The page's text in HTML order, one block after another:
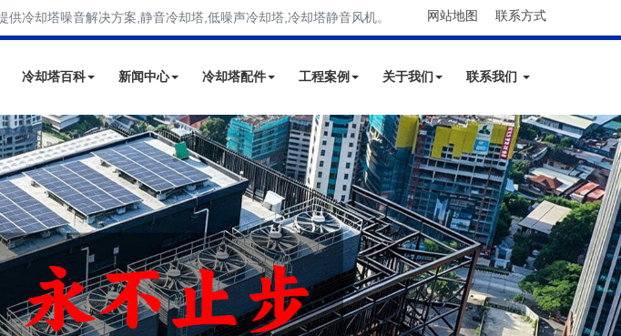
冷却塔噪音解决方案,静音冷却塔,低噪声冷却塔,冷却塔静音风机。 网站地图 联系方式
冷却塔百科 新闻中心 冷却塔配件 工程案例 关于我们 联系我们